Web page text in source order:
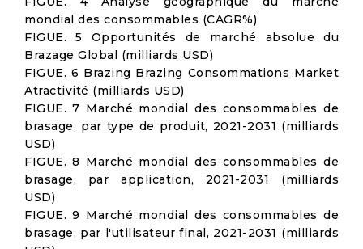
mondial des consommables (CAGR%)
FIGUE. 5 Opportunités de marché absolue du
Brazage Global (milliards USD)
FIGUE. 6 Brazing Brazing Consommations Market
Atractivité (milliards USD)
FIGUE. 7 Marché mondial des consommables de
brasage, par type de produit, 2021-2031 (milliards
USD)
FIGUE. 8 Marché mondial des consommables de
brasage, par application, 2021-2031 (milliards
USD)
FIGUE. 9 Marché mondial des consommables de
brasage, par l'utilisateur final, 2021-2031 (milliards